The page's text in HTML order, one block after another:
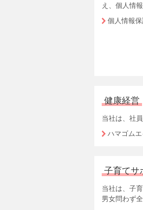
え、個人情
個人情報
健康経営
当社は、社
ハマゴム
子育てサ
当社は、子
男女問わず